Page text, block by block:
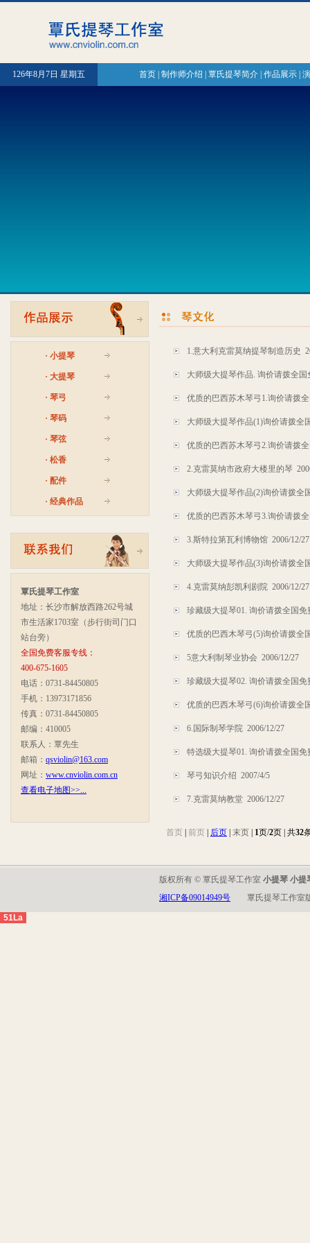
126年8月7日 星期五 首页| 制作师介绍 覃氏提琴简介| 作品展示|
· 小提琴
· 大提琴
· 琴弓
· 琴码
· 琴弦
· 松香
· 配件
· 经典作品
覃氏提琴工作室
地址：长沙市解放西路262号城
市生活家1703室（步行街司门口
站台旁）
全国免费客服专线：
400-675-1605
电话：0731-84450805
手机：13973171856
传真：0731-84450805
邮编：410005
联系人：覃先生
邮箱： qsviolin@163.com
网址： www.cnviolin.com.cn
查看电子地图>>...
1.意大利克雷莫纳提琴制造历史
大师级大提琴作品. 询价请拨全国
优质的巴西苏木琴弓1.询价请拨
大师级大提琴作品(1)询价请拨全
优质的巴西苏木琴弓2.询价请拨
2.克雷莫纳市政府大楼里的琴
大师级大提琴作品(2)询价请拨全
优质的巴西苏木琴弓3.询价请拨
3.斯特拉第瓦利博物馆 2006/12/27
大师级大提琴作品(3)询价请拨全
4.克雷莫纳彭凯利剧院 2006/12/27
珍藏级大提琴01. 询价请拨全国免
优质的巴西木琴弓(5)询价请拨全
5意大利制琴业协会 2006/12/27
珍藏级大提琴02. 询价请拨全国免
优质的巴西木琴弓(6)询价请拨全
6.国际制琴学院 2006/12/27
特选级大提琴01. 询价请拨全国免
琴弓知识介绍 2007/4/5
7.克雷莫纳教堂 2006/12/27
首页 前页 后页 末页 1页/2页 | 共32
版权所有 © 覃氏提琴工作室 小提琴 小提
湘ICP备09014949号
覃氏提琴工作室
51La